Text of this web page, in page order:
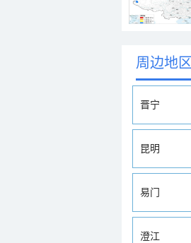
周边地区
晋宁
昆明
易门
澄江